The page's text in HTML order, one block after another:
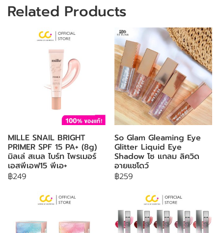
Related Products
MILLE SNAIL BRIGHT
PRIMER SPF 15 PA+ (8g)
มิลเล่ สเนล ไบร์ท ไพรเมอร์
เอสพีเอฟ15 พีเอ+
฿249
So Glam Gleaming Eye
Glitter Liquid Eye
Shadow โซ แกลม ลิควิด
อายแชโดว์
฿259